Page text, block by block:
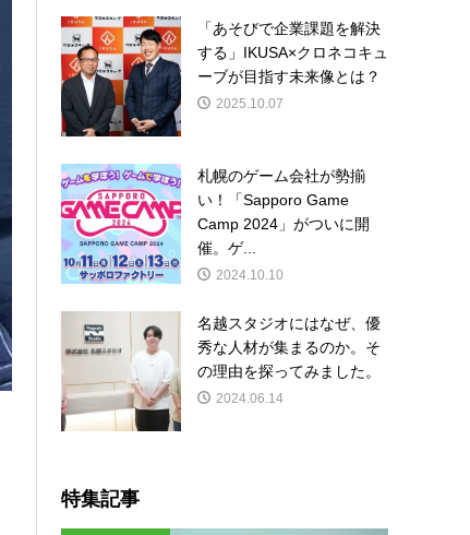
「あそびで企業課題を解決
する」IKUSA×クロネコキュ
ーブが目指す未来像とは？
2025.10.07
札幌のゲーム会社が勢揃
い！「Sapporo Game
Camp 2024」がついに開
催。ゲ...
2024.10.10
名越スタジオにはなぜ、優
秀な人材が集まるのか。そ
の理由を探ってみました。
2024.06.14
特集記事